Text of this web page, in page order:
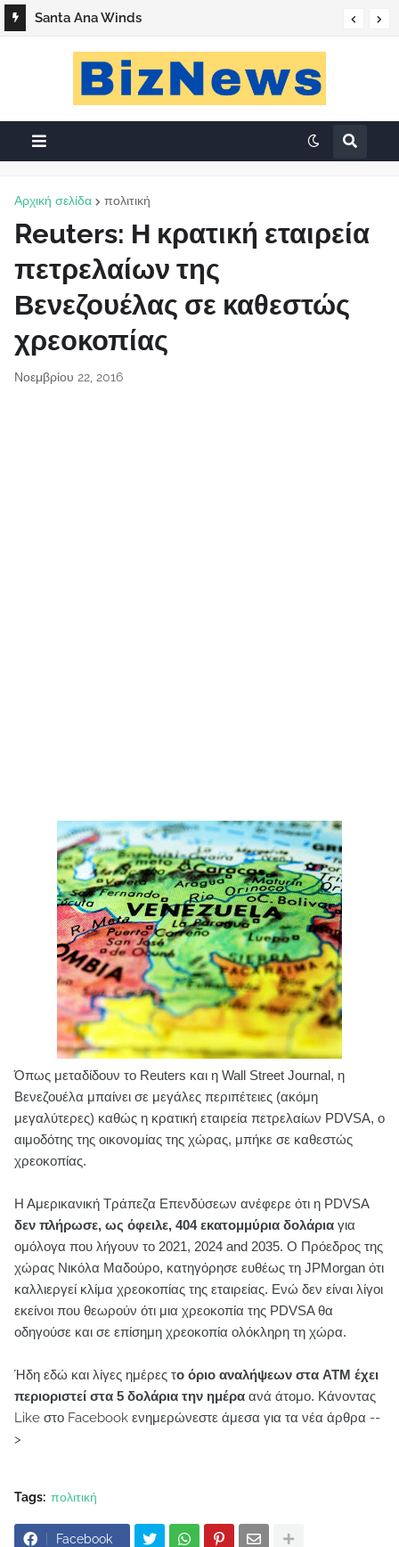
Santa Ana Winds
Αρχική σελίδα πολιτική
Reuters: Η κρατική εταιρεία
πετρελαίων της
Βενεζουέλας σε καθεστώς
χρεοκοπίας
Νοεμβρίου 22, 2016
Όπως μεταδίδουν το Reuters και η Wall Street Journal, η
Βενεζουέλα μπαίνει σε μεγάλες περιπέτειες (ακόμη
μεγαλύτερες) καθώς η κρατική εταιρεία πετρελαίων PDVSA, ο
αιμοδότης της οικονομίας της χώρας, μπήκε σε καθεστώς
χρεοκοπίας.
Η Αμερικανική Τράπεζα Επενδύσεων ανέφερε ότι η PDVSA
δεν πλήρωσε, ως όφειλε, 404 εκατομμύρια δολάρια για
ομόλογα που λήγουν το 2021, 2024 and 2035. Ο Πρόεδρος της
χώρας Νικόλα Μαδούρο, κατηγόρησε ευθέως τη JPMorgan ότι
καλλιεργεί κλίμα χρεοκοπίας της εταιρείας. Ενώ δεν είναι λίγοι
εκείνοι που θεωρούν ότι μια χρεοκοπία της PDVSA θα
οδηγούσε και σε επίσημη χρεοκοπία ολόκληρη τη χώρα.
Ήδη εδώ και λίγες ημέρες το όριο αναλήψεων στα ATM έχει
περιοριστεί στα 5 δολάρια την ημέρα ανά άτομο. Κάνοντας
Like στο Facebook ενημερώνεστε άμεσα για τα νέα άρθρα --
>
Tags: πολιτική
Facebook